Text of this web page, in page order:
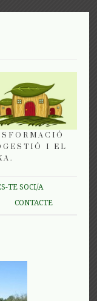
I EL
TE SOCI/A
CONTACTE